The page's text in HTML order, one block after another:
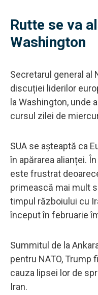
Rutte se va
Washington
Secretarul general al
discuției liderilor
la Washington, unde
cursul zilei de
SUA se așteaptă ca
în apărarea alianței.
este frustrat
primească mai mult
timpul războiului cu
început în februarie
Summitul de la
pentru NATO, Trump
cauza lipsei lor de
Iran.